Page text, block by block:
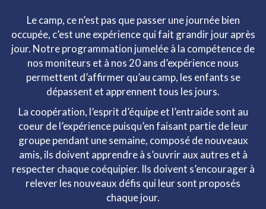
Le camp, ce n’est pas que passer une journée bien
occupée, c’est une expérience qui fait grandir jour après
jour. Notre programmation jumelée à la compétence de
nos moniteurs et à nos 20 ans d’expérience nous
permettent d’affirmer qu’au camp, les enfants se
dépassent et apprennent tous les jours.
La coopération, l’esprit d’équipe et l’entraide sont au
coeur de l’expérience puisqu’en faisant partie de leur
groupe pendant une semaine, composé de nouveaux
amis, ils doivent apprendre à s’ouvrir aux autres et à
respecter chaque coéquipier. Ils doivent s’encourager à
relever les nouveaux défis qui leur sont proposés
chaque jour.